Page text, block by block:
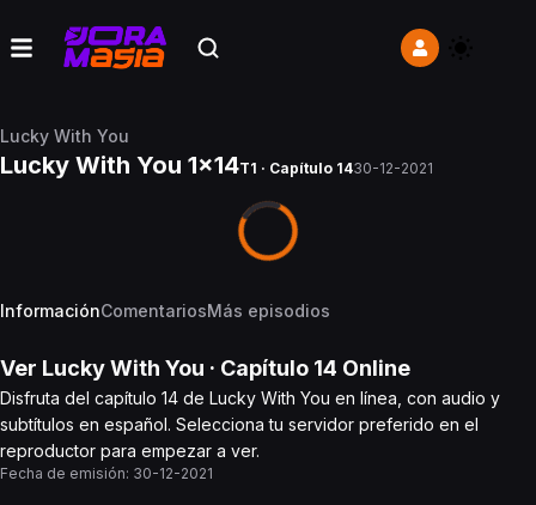
Lucky With You
Lucky With You 1x14T1 · Capítulo 1430-12-2021
InformaciónComentariosMás episodios
Ver Lucky With You · Capítulo 14 Online
Disfruta del capítulo 14 de Lucky With You en línea, con audio y
subtítulos en español. Selecciona tu servidor preferido en el
reproductor para empezar a ver.
Fecha de emisión: 30-12-2021